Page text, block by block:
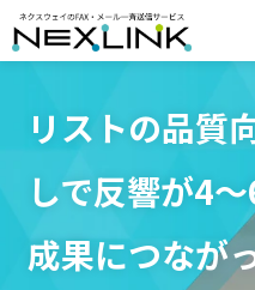
リストの品質
しで反響が4
成果につなが